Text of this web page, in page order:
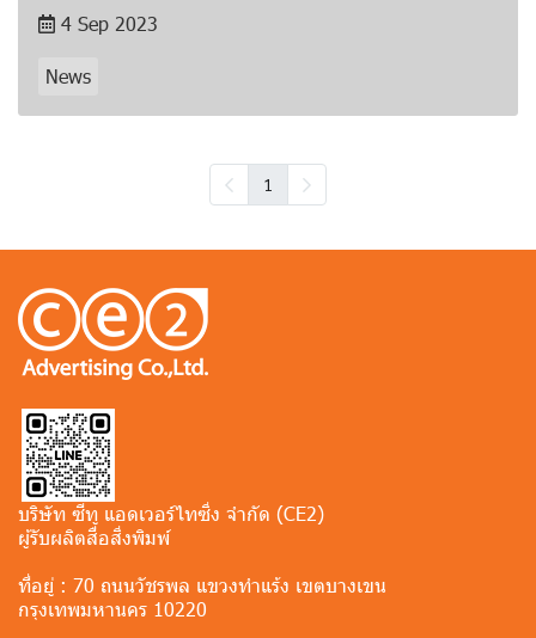
4 Sep 2023
News
1
บริษัท ซีทู แอดเวอร์ไทซิ่ง จำกัด (CE2)
ผู้รับผลิตสื่อสิ่งพิมพ์
ที่อยู่ : 70 ถนนวัชรพล แขวงทำแร้ง เขตบางเขน
กรุงเทพมหานคร 10220